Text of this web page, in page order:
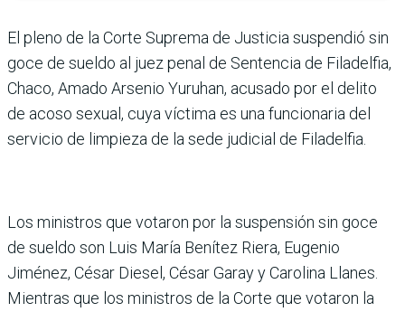
El pleno de la Corte Suprema de Justicia suspendió sin
goce de sueldo al juez penal de Senten­cia de Filadelfia,
Chaco, Amado Arsenio Yuruhan, acusado por el delito
de acoso sexual, cuya víctima es una funcionaria del
servicio de limpieza de la sede judicial de Filadelfia.
Los ministros que votaron por la suspensión sin goce
de sueldo son Luis María Bení­tez Riera, Eugenio
Jiménez, César Diesel, César Garay y Carolina Llanes.
Mientras que los ministros de la Corte que votaron la